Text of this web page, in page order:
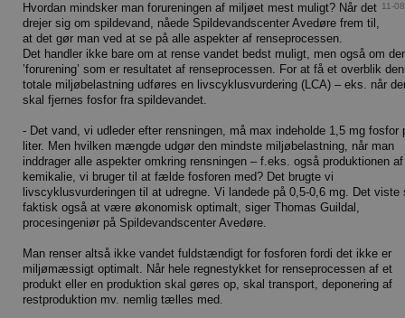
11-
Hvordan mindsker man forureningen af miljøet mest muligt? Når det
drejer sig om spildevand, nåede Spildevandscenter Avedøre frem til,
at det gør man ved at se på alle aspekter af renseprocessen.
Det handler ikke bare om at rense vandet bedst muligt, men også om
’forurening’ som er resultatet af renseprocessen. For at få et overblik
totale miljøbelastning udføres en livscyklusvurdering (LCA) – eks. når
skal fjernes fosfor fra spildevandet.
- Det vand, vi udleder efter rensningen, må max indeholde 1,5 mg fosfor
liter. Men hvilken mængde udgør den mindste miljøbelastning, når man
inddrager alle aspekter omkring rensningen – f.eks. også produktionen
kemikalie, vi bruger til at fælde fosforen med? Det brugte vi
livscyklusvurderingen til at udregne. Vi landede på 0,5-0,6 mg. Det viste
faktisk også at være økonomisk optimalt, siger Thomas Guildal,
procesingeniør på Spildevandscenter Avedøre.
Man renser altså ikke vandet fuldstændigt for fosforen fordi det ikke er
miljømæssigt optimalt. Når hele regnestykket for renseprocessen af et
produkt eller en produktion skal gøres op, skal transport, deponering af
restproduktion mv. nemlig tælles med.